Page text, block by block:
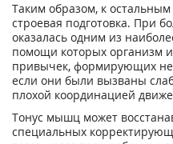
Таким образом, к
строевая подготовка. При
оказалась одним из
помощи которых организм
привычек, формирующих
если они были вызваны
плохой координацией
Тонус мышц может
специальных